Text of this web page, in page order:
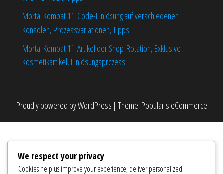
Mortal Kombat 11: Code-Einlösung auf verschiedenen
Konsolen, Prozessvariationen, Tipps
Mortal Kombat 11: Artikel der Shop-Rotation, Exklusive
Kosmetikartikel, Einlösungsprozess
Proudly powered byWordPress | Theme: Popularis eCommerce
We respect your privacy
Cookies help us improve your experience, deliver personalized